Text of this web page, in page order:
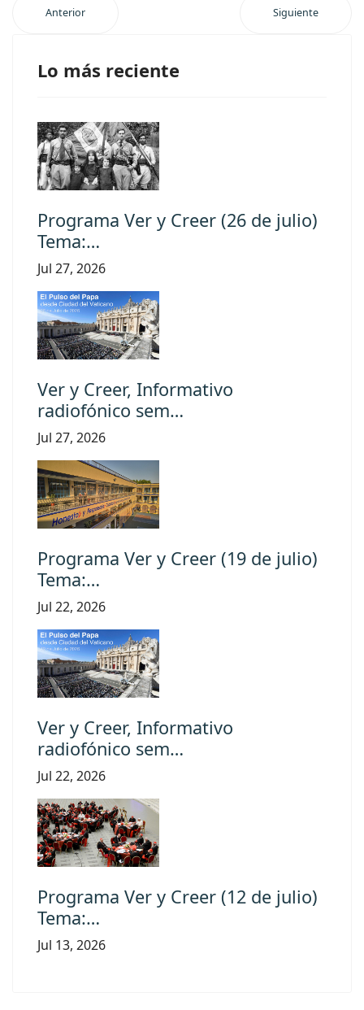
Anterior Siguiente
Lo más reciente
Programa Ver y Creer (26 de julio)
Tema:…
Jul 27, 2026
Ver y Creer, Informativo
radiofónico sem…
Jul 27, 2026
Programa Ver y Creer (19 de julio)
Tema:…
Jul 22, 2026
Ver y Creer, Informativo
radiofónico sem…
Jul 22, 2026
Programa Ver y Creer (12 de julio)
Tema:…
Jul 13, 2026